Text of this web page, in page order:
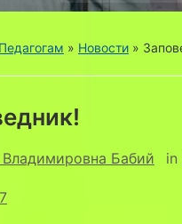
Педагогам » Новости»
Бабий in